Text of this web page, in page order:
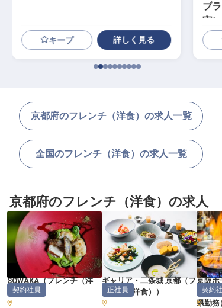
キープ 詳しく見る
ブ
実）
京都府のフレンチ（洋食）の求人一覧
全国のフレンチ（洋食）の求人一覧
京都府のフレンチ（洋食）の求人
SOWAKA（フレンチ（洋
食））
契約社員
ギャリア・二条城 京都（フ
レンチ（洋食）
）
正社員
京阪ホ
式会
県勤務
契約社